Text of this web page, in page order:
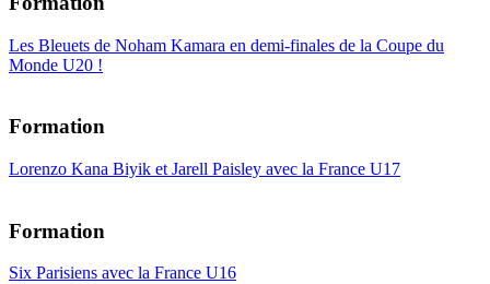
Les Bleuets de Noham Kamara en demi-finales de la Coupe du
Monde U20 !
Formation
Lorenzo Kana Biyik et Jarell Paisley avec la France U17
Formation
Six Parisiens avec la France U16